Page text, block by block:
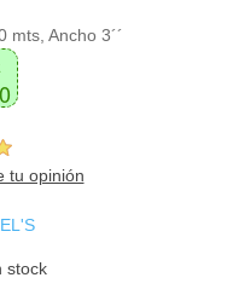
mts, Ancho 3´´
tu opinión
stock